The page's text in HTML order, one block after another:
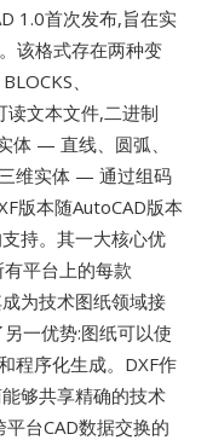
1.0首次发布,旨在实
该格式存在两种变
、
读文本文件,二进制
体 — 直线、圆弧、
维实体 — 通过组码
版本随AutoCAD版本
持。其一大核心优
平台上的每款
为技术图纸领域接
一优势:图纸可以使
程序化生成。DXF作
够共享精确的技术
台CAD数据交换的